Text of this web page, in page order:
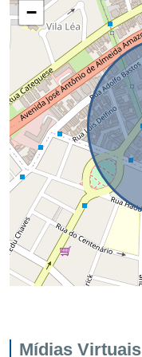
−
Mídias Virtuais